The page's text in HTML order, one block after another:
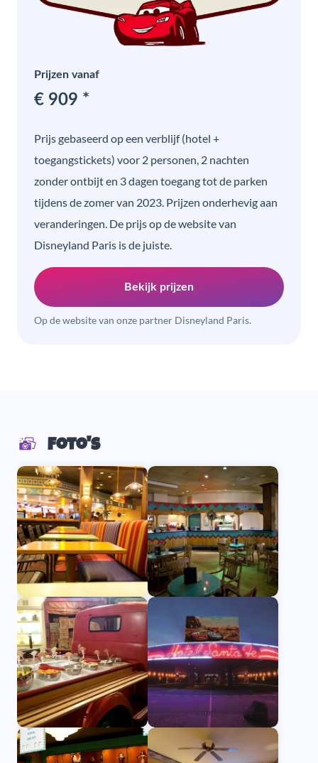
Prijzen vanaf
€ 909 *
Prijs gebaseerd op een verblijf (hotel +
toegangstickets) voor 2 personen, 2 nachten
zonder ontbijt en 3 dagen toegang tot de parken
tijdens de zomer van 2023. Prijzen onderhevig aan
veranderingen. De prijs op de website van
Disneyland Paris is de juiste.
Bekijk prijzen
Op de website van onze partner Disneyland Paris.
Foto's